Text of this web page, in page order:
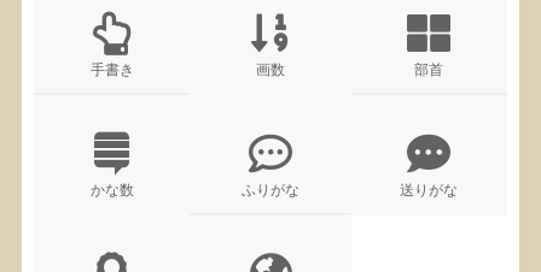
手書き 画数 部首
かな数 ふりがな 送りがな